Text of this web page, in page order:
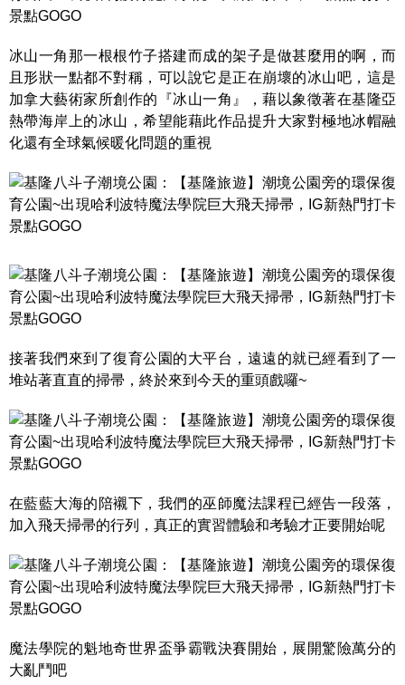
冰山一角那一根根竹子搭建而成的架子是做甚麼用的啊，而
且形狀一點都不對稱，可以說它是正在崩壞的冰山吧，這是
加拿大藝術家所創作的『冰山一角』，藉以象徵著在基隆亞
熱帶海岸上的冰山，希望能藉此作品提升大家對極地冰帽融
化還有全球氣候暖化問題的重視
接著我們來到了復育公園的大平台，遠遠的就已經看到了一
堆站著直直的掃帚，終於來到今天的重頭戲囉~
在藍藍大海的陪襯下，我們的巫師魔法課程已經告一段落，
加入飛天掃帚的行列，真正的實習體驗和考驗才正要開始呢
魔法學院的魁地奇世界盃爭霸戰決賽開始，展開驚險萬分的
大亂鬥吧